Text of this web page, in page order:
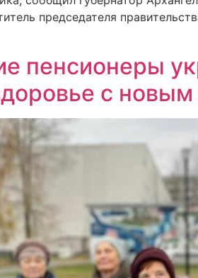
председателя
пенсионеры
с